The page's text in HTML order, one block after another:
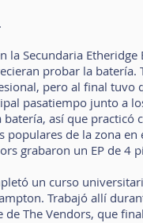
la Secundaria Etheridge
probar la
pero al final tuvo
pasatiempo junto a
así que practicó
de la zona
grabaron un EP de 4
un curso
Trabajó allí
The Vendors, que